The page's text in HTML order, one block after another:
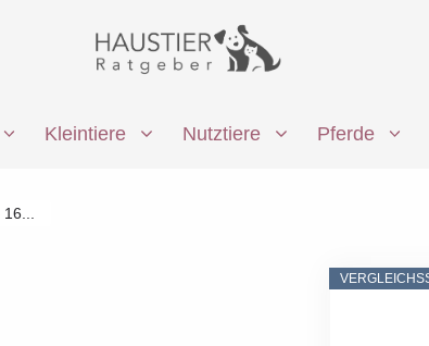
Kleintiere Nutztiere Pferde
16...